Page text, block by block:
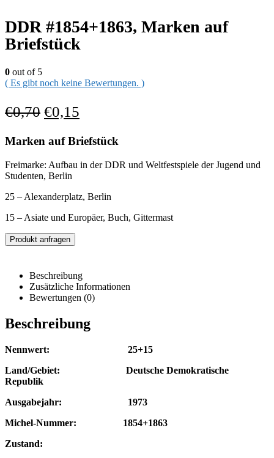
DDR #1854+1863, Marken auf
Briefstück
0 out of 5
( Es gibt noch keine Bewertungen. )
€0,70 €0,15
Marken auf Briefstück
Freimarke: Aufbau in der DDR und Weltfestspiele der Jugend und
Studenten, Berlin
25 – Alexanderplatz, Berlin
15 – Asiate und Europäer, Buch, Gittermast
Produkt anfragen
Beschreibung
Zusätzliche Informationen
Bewertungen (0)
Beschreibung
Nennwert: 25+15
Land/Gebiet: Deutsche Demokratische
Republik
Ausgabejahr: 1973
Michel-Nummer: 1854+1863
Zustand: